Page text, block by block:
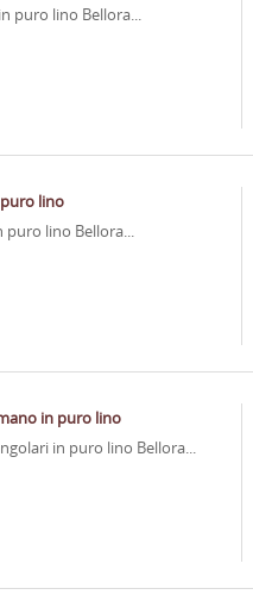
puro lino Bellora...
lino
puro lino Bellora...
in puro lino
in puro lino Bellora...